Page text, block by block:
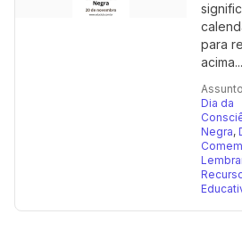
para
acima...
Dia da
Negra,